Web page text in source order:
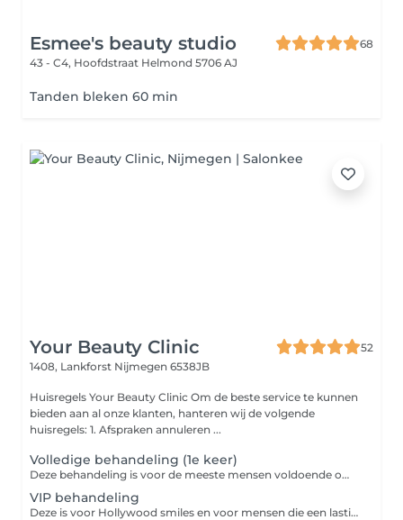
Esmee's beauty studio
68
43 - C4, Hoofdstraat Helmond 5706 AJ
Tanden bleken 60 min
Your Beauty Clinic
52
1408, Lankforst Nijmegen 6538JB
Huisregels Your Beauty Clinic Om de beste service te kunnen
bieden aan al onze klanten, hanteren wij de volgende
huisregels: 1. Afspraken annuleren ...
Volledige behandeling (1e keer)
Deze behandeling is voor de meeste mensen voldoende om de meeste verkleuring te laten verdwijnen. 3x15 minuten inclusief intake.
VIP behandeling
Deze is voor Hollywood smiles en voor mensen die een lastiger te bleken gebit hebben. 4x 15 minuten inclusief intake.